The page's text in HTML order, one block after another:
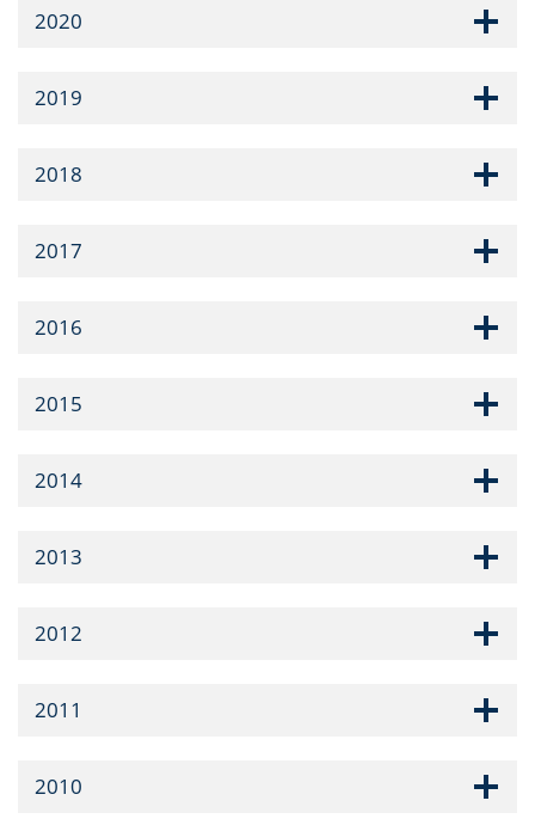
2020
2019
2018
2017
2016
2015
2014
2013
2012
2011
2010